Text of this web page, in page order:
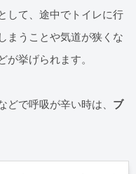
して、途中でトイレに行
まうことや気道が狭くな
が挙げられます。
で呼吸が辛い時は、 ブ